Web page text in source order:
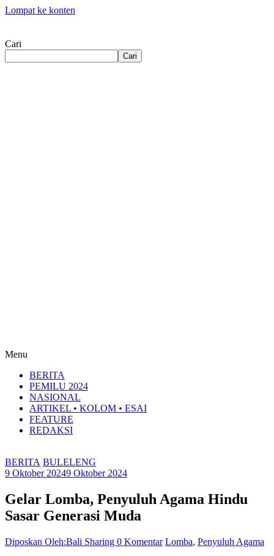
Lompat ke konten
Cari
Cari
Menu
BERITA
PEMILU 2024
NASIONAL
ARTIKEL • KOLOM • ESAI
FEATURE
REDAKSI
BERITA BULELENG
9 Oktober 20249 Oktober 2024
Gelar Lomba, Penyuluh Agama Hindu
Sasar Generasi Muda
Diposkan Oleh:Bali Sharing 0 Komentar Lomba, Penyuluh Agama